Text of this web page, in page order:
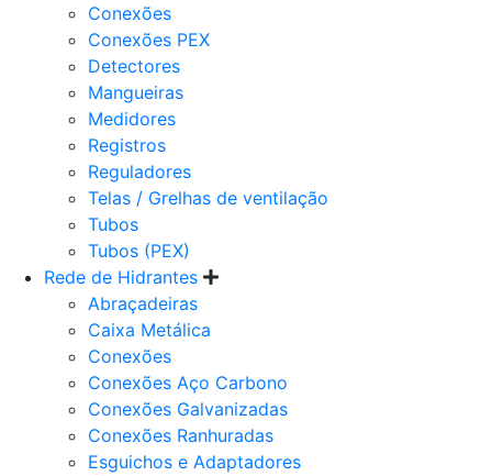
Conexões
Conexões PEX
Detectores
Mangueiras
Medidores
Registros
Reguladores
Telas / Grelhas de ventilação
Tubos
Tubos (PEX)
Rede de Hidrantes
Abraçadeiras
Caixa Metálica
Conexões
Conexões Aço Carbono
Conexões Galvanizadas
Conexões Ranhuradas
Esguichos e Adaptadores